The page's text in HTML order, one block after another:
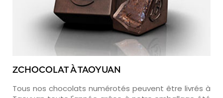
ZCHOCOLAT À TAOYUAN
Tous nos chocolats numérotés peuvent être livrés à